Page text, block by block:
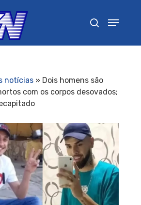
notícias» Dois homens são
com os corpos desovados;